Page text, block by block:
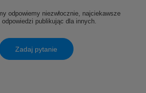
odpowiemy niezwłocznie, najciekawsze
odpowiedzi publikując dla innych.
Zadaj pytanie